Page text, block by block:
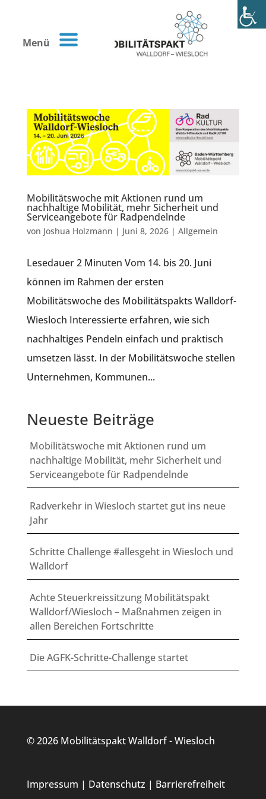
Menü
Mobilitätswoche mit Aktionen rund um
nachhaltige Mobilität, mehr Sicherheit und
Serviceangebote für Radpendelnde
von Joshua Holzmann | Juni 8, 2026| Allgemein
Lesedauer 2 Minuten Vom 14. bis 20. Juni
können im Rahmen der ersten
Mobilitätswoche des Mobilitätspakts Walldorf-
Wiesloch Interessierte erfahren, wie sich
nachhaltiges Pendeln einfach und praktisch
umsetzen lässt. In der Mobilitätswoche stellen
Unternehmen, Kommunen...
Neueste Beiträge
Mobilitätswoche mit Aktionen rund um
nachhaltige Mobilität, mehr Sicherheit und
Serviceangebote für Radpendelnde
Radverkehr in Wiesloch startet gut ins neue
Jahr
Schritte Challenge #allesgeht in Wiesloch und
Walldorf
Achte Steuerkreissitzung Mobilitätspakt
Walldorf/Wiesloch – Maßnahmen zeigen in
allen Bereichen Fortschritte
Die AGFK-Schritte-Challenge startet
© 2026 Mobilitätspakt Walldorf - Wiesloch
Impressum | Datenschutz | Barrierefreiheit